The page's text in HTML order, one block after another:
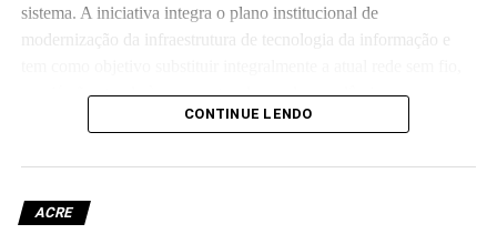
sistema. A iniciativa integra o plano institucional de
modernização da infraestrutura de tecnologia da informação e
que já não atende às crescentes demandas acadêmicas e
administrativas da universidade.CONTINUE LENDO
ACRE